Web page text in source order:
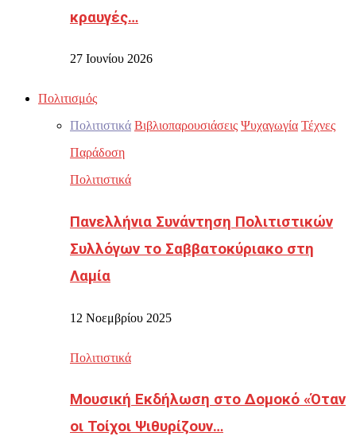
κραυγές…
27 Ιουνίου 2026
Πολιτισμός
Πολιτιστικά Βιβλιοπαρουσιάσεις Ψυχαγωγία Τέχνες
Παράδοση
Πολιτιστικά
Πανελλήνια Συνάντηση Πολιτιστικών
Συλλόγων το Σαββατοκύριακο στη
Λαμία
12 Νοεμβρίου 2025
Πολιτιστικά
Μουσική Εκδήλωση στο Δομοκό «Όταν
οι Τοίχοι Ψιθυρίζουν…